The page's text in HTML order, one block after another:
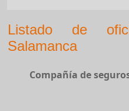
Listado de
Salamanca
Compañía de